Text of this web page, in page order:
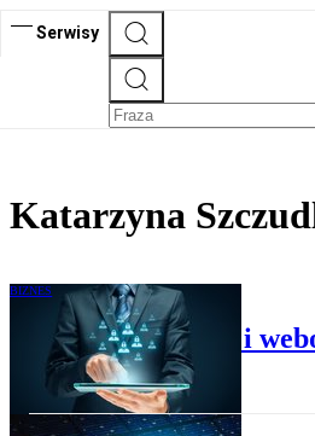
Serwisy
Katarzyna
BIZNES
Aplikacje mobilne i
BIZNES